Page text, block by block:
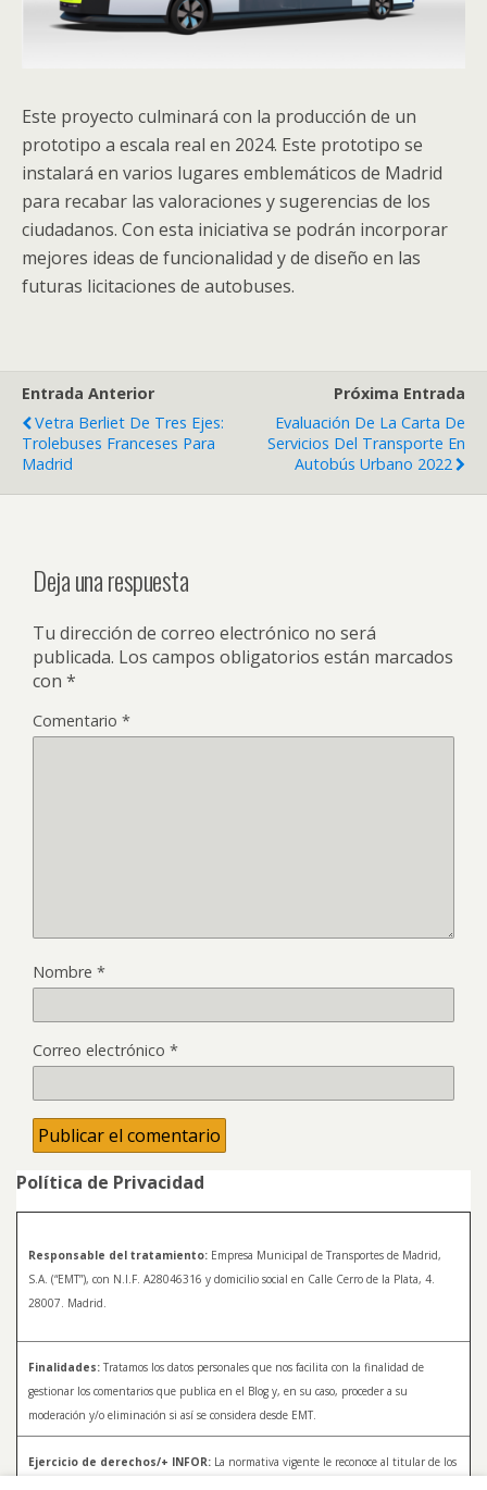
Este proyecto culminará con la producción de un
prototipo a escala real en 2024. Este prototipo se
instalará en varios lugares emblemáticos de Madrid
para recabar las valoraciones y sugerencias de los
ciudadanos. Con esta iniciativa se podrán incorporar
mejores ideas de funcionalidad y de diseño en las
futuras licitaciones de autobuses.
Entrada Anterior
Vetra Berliet De Tres Ejes:
Trolebuses Franceses Para
Madrid
Próxima Entrada
Evaluación De La Carta De
Servicios Del Transporte En
Autobús Urbano 2022
Deja una respuesta
Tu dirección de correo electrónico no será
publicada. Los campos obligatorios están marcados
con *
Comentario *
Nombre *
Correo electrónico *
Política de Privacidad
Responsable del tratamiento: Empresa Municipal de Transportes de Madrid,
S.A. (“EMT”), con N.I.F. A28046316 y domicilio social en Calle Cerro de la Plata, 4.
28007. Madrid.
Finalidades: Tratamos los datos personales que nos facilita con la finalidad de
gestionar los comentarios que publica en el Blog y, en su caso, proceder a su
moderación y/o eliminación si así se considera desde EMT.
Ejercicio de derechos/+ INFOR: La normativa vigente le reconoce al titular de los